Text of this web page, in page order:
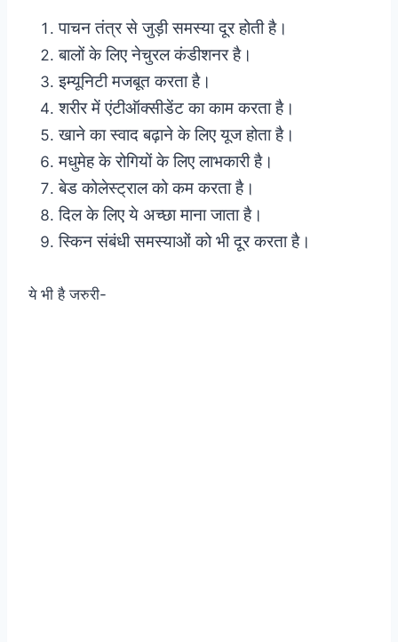
पाचन तंत्र से जुड़ी समस्या दूर होती है।
बालों के लिए नेचुरल कंडीशनर है।
इम्यूनिटी मजबूत करता है।
शरीर में एंटीऑक्सीडेंट का काम करता है।
खाने का स्वाद बढ़ाने के लिए यूज होता है।
मधुमेह के रोगियों के लिए लाभकारी है।
बेड कोलेस्ट्राल को कम करता है।
दिल के लिए ये अच्छा माना जाता है।
स्किन संबंधी समस्याओं को भी दूर करता है।
ये भी है जरुरी-